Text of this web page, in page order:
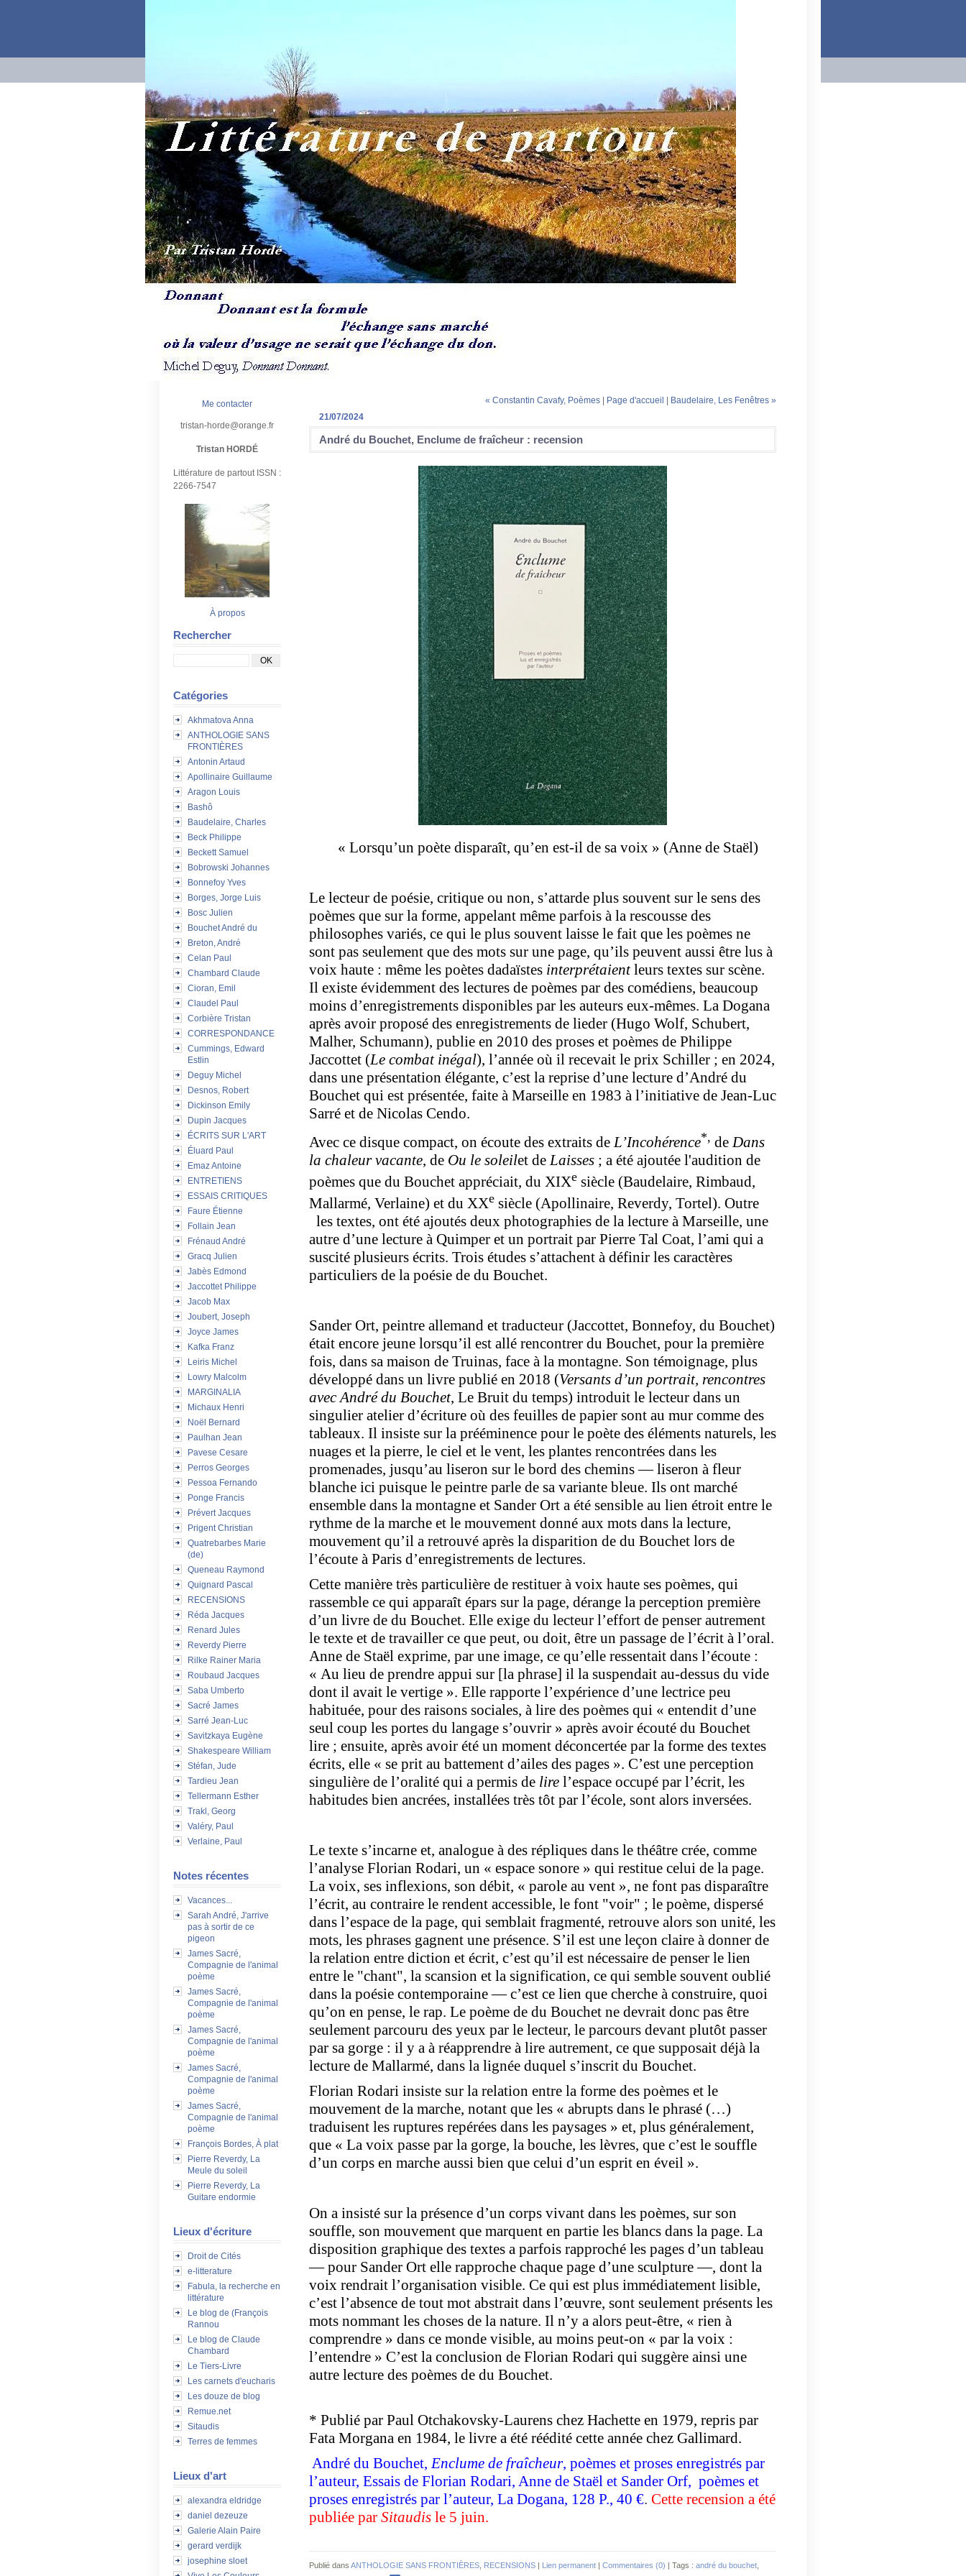
Me contacter
tristan-horde@orange.fr
Tristan HORDÉ
Littérature de partout ISSN :
2266-7547
À propos
Rechercher
Catégories
Akhmatova Anna
ANTHOLOGIE SANS
FRONTIÈRES
Antonin Artaud
Apollinaire Guillaume
Aragon Louis
Bashô
Baudelaire, Charles
Beck Philippe
Beckett Samuel
Bobrowski Johannes
Bonnefoy Yves
Borges, Jorge Luis
Bosc Julien
Bouchet André du
Breton, André
Celan Paul
Chambard Claude
Cioran, Emil
Claudel Paul
Corbière Tristan
CORRESPONDANCE
Cummings, Edward
Estlin
Deguy Michel
Desnos, Robert
Dickinson Emily
Dupin Jacques
ÉCRITS SUR L'ART
Éluard Paul
Emaz Antoine
ENTRETIENS
ESSAIS CRITIQUES
Faure Étienne
Follain Jean
Frénaud André
Gracq Julien
Jabès Edmond
Jaccottet Philippe
Jacob Max
Joubert, Joseph
Joyce James
Kafka Franz
Leiris Michel
Lowry Malcolm
MARGINALIA
Michaux Henri
Noël Bernard
Paulhan Jean
Pavese Cesare
Perros Georges
Pessoa Fernando
Ponge Francis
Prévert Jacques
Prigent Christian
Quatrebarbes Marie
(de)
Queneau Raymond
Quignard Pascal
RECENSIONS
Réda Jacques
Renard Jules
Reverdy Pierre
Rilke Rainer Maria
Roubaud Jacques
Saba Umberto
Sacré James
Sarré Jean-Luc
Savitzkaya Eugène
Shakespeare William
Stéfan, Jude
Tardieu Jean
Tellermann Esther
Trakl, Georg
Valéry, Paul
Verlaine, Paul
Notes récentes
Vacances...
Sarah André, J'arrive
pas à sortir de ce
pigeon
James Sacré,
Compagnie de l'animal
poème
James Sacré,
Compagnie de l'animal
poème
James Sacré,
Compagnie de l'animal
poème
James Sacré,
Compagnie de l'animal
poème
James Sacré,
Compagnie de l'animal
poème
François Bordes, À plat
Pierre Reverdy, La
Meule du soleil
Pierre Reverdy, La
Guitare endormie
Lieux d'écriture
Droit de Cités
e-litterature
Fabula, la recherche en
littérature
Le blog de (François
Rannou
Le blog de Claude
Chambard
Le Tiers-Livre
Les carnets d'eucharis
Les douze de blog
Remue.net
Sitaudis
Terres de femmes
Lieux d'art
alexandra eldridge
daniel dezeuze
Galerie Alain Paire
gerard verdijk
josephine sloet
« Constantin Cavafy, Poèmes Page d'accueil
Baudelaire, Les Fenêtres »
21/07/2024
André du Bouchet, Enclume de fraîcheur : recension
« Lorsqu’un poète disparaît, qu’en est-il de sa voix » (Anne de Staël)
Le lecteur de poésie, critique ou non, s’attarde plus souvent sur le sens des
poèmes que sur la forme, appelant même parfois à la rescousse des
philosophes variés, ce qui le plus souvent laisse le fait que les poèmes ne
sont pas seulement que des mots sur une page, qu’ils peuvent aussi être lus à
voix haute : même les poètes dadaïstes interprétaientleurs textes sur scène.
Il existe évidemment des lectures de poèmes par des comédiens, beaucoup
moins d’enregistrements disponibles par les auteurs eux-mêmes. La Dogana
après avoir proposé des enregistrements de lieder (Hugo Wolf, Schubert,
Malher, Schumann), publie en 2010 des proses et poèmes de Philippe
Jaccottet (Le combat inégal), l’année où il recevait le prix Schiller ; en 2024,
dans une présentation élégante, c’est la reprise d’une lecture d’André du
Bouchet qui est présentée, faite à Marseille en 1983 à l’initiative de Jean-Luc
Sarré et de Nicolas Cendo.
Avec ce disque compact, on écoute des extraits deL’Incohérence*, deDans
la chaleur vacante, de Ou le soleilet deLaisses ; a été ajoutée l'audition de
poèmes que du Bouchet appréciait, du XIXe siècle (Baudelaire, Rimbaud,
Mallarmé, Verlaine) et du XXe siècle (Apollinaire, Reverdy, Tortel). Outre
les textes, ont été ajoutés deux photographies de la lecture à Marseille, une
autre d’une lecture à Quimper et un portrait par Pierre Tal Coat, l’ami qui a
suscité plusieurs écrits. Trois études s’attachent à définir les caractères
particuliers de la poésie de du Bouchet.
Sander Ort, peintre allemand et traducteur (Jaccottet, Bonnefoy, du Bouchet)
était encore jeune lorsqu’il est allé rencontrer du Bouchet, pour la première
fois, dans sa maison de Truinas, face à la montagne. Son témoignage, plus
développé dans un livre publié en 2018 (Versants d’un portrait, rencontres
avec André du Bouchet, Le Bruit du temps) introduit le lecteur dans un
singulier atelier d’écriture où des feuilles de papier sont au mur comme des
tableaux. Il insiste sur la prééminence pour le poète des éléments naturels, les
nuages et la pierre, le ciel et le vent, les plantes rencontrées dans les
promenades, jusqu’au liseron sur le bord des chemins — liseron à fleur
blanche ici puisque le peintre parle de sa variante bleue. Ils ont marché
ensemble dans la montagne et Sander Ort a été sensible au lien étroit entre le
rythme de la marche et le mouvement donné aux mots dans la lecture,
mouvement qu’il a retrouvé après la disparition de du Bouchet lors de
l’écoute à Paris d’enregistrements de lectures.
Cette manière très particulière de restituer à voix haute ses poèmes, qui
rassemble ce qui apparaît épars sur la page, dérange la perception première
d’un livre de du Bouchet. Elle exige du lecteur l’effort de penser autrement
le texte et de travailler ce que peut, ou doit, être un passage de l’écrit à l’oral.
Anne de Staël exprime, par une image, ce qu’elle ressentait dans l’écoute :
« Au lieu de prendre appui sur [la phrase] il la suspendait au-dessus du vide
dont il avait le vertige ». Elle rapporte l’expérience d’une lectrice peu
habituée, pour des raisons sociales, à lire des poèmes qui « entendit d’une
seul coup les portes du langage s’ouvrir » après avoir écouté du Bouchet
lire ; ensuite, après avoir été un moment déconcertée par la forme des textes
écrits, elle « se prit au battement d’ailes des pages ». C’est une perception
singulière de l’oralité qui a permis de lire l’espace occupé par l’écrit, les
habitudes bien ancrées, installées très tôt par l’école, sont alors inversées.
Le texte s’incarne et, analogue à des répliques dans le théâtre crée, comme
l’analyse Florian Rodari, un « espace sonore » qui restitue celui de la page.
La voix, ses inflexions, son débit, « parole au vent », ne font pas disparaître
l’écrit, au contraire le rendent accessible, le font "voir" ; le poème, dispersé
dans l’espace de la page, qui semblait fragmenté, retrouve alors son unité, les
mots, les phrases gagnent une présence. S’il est une leçon claire à donner de
la relation entre diction et écrit, c’est qu’il est nécessaire de penser le lien
entre le "chant", la scansion et la signification, ce qui semble souvent oublié
dans la poésie contemporaine — c’est ce lien que cherche à construire, quoi
qu’on en pense, le rap. Le poème de du Bouchet ne devrait donc pas être
seulement parcouru des yeux par le lecteur, le parcours devant plutôt passer
par sa gorge : il y a à réapprendre à lire autrement, ce que supposait déjà la
lecture de Mallarmé, dans la lignée duquel s’inscrit du Bouchet.
Florian Rodari insiste sur la relation entre la forme des poèmes et le
mouvement de la marche, notant que les « abrupts dans le phrasé (…)
traduisent les ruptures repérées dans les paysages » et, plus généralement,
que « La voix passe par la gorge, la bouche, les lèvres, que c’est le souffle
d’un corps en marche aussi bien que celui d’un esprit en éveil ».
On a insisté sur la présence d’un corps vivant dans les poèmes, sur son
souffle, son mouvement que marquent en partie les blancs dans la page. La
disposition graphique des textes a parfois rapproché les pages d’un tableau
— pour Sander Ort elle rapproche chaque page d’une sculpture —, dont la
voix rendrait l’organisation visible. Ce qui est plus immédiatement lisible,
c’est l’absence de tout mot abstrait dans l’œuvre, sont seulement présents les
mots nommant les choses de la nature. Il n’y a alors peut-être, « rien à
comprendre » dans ce monde visible, au moins peut-on « par la voix :
l’entendre » C’est la conclusion de Florian Rodari qui suggère ainsi une
autre lecture des poèmes de du Bouchet.
* Publié par Paul Otchakovsky-Laurens chez Hachette en 1979, repris par
Fata Morgana en 1984, le livre a été réédité cette année chez Gallimard.
André du Bouchet,Enclume de fraîcheur, poèmes et proses enregistrés par
l’auteur, Essais de Florian Rodari, Anne de Staël et Sander Orf, poèmes et
proses enregistrés par l’auteur, La Dogana, 128 P., 40 €. Cette recension a été
publiée par Sitaudis le 5 juin.
Publié dans ANTHOLOGIE SANS FRONTIÈRES RECENSIONS | Lien permanent | Commentaires (0) | Tags : andré du bouchet